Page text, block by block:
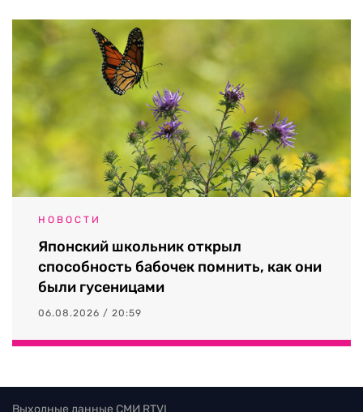
НОВОСТИ
Японский школьник открыл
способность бабочек помнить, как они
были гусеницами
06.08.2026 / 20:59
Выходные данные СМИ RTVI